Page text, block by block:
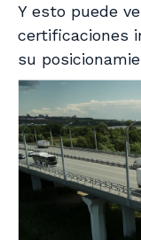
Y esto puede
certificaciones
su